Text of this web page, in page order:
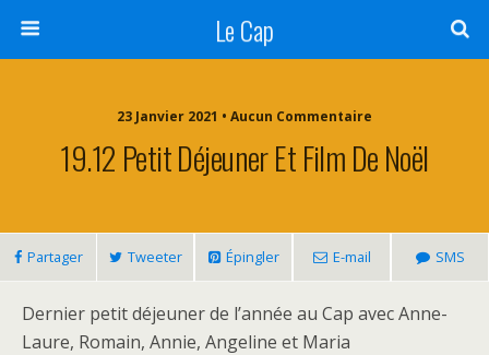
Le Cap
23 Janvier 2021 • Aucun Commentaire
19.12 Petit Déjeuner Et Film De Noël
Partager Tweeter Épingler E-mail SMS
Dernier petit déjeuner de l’année au Cap avec Anne-
Laure, Romain, Annie, Angeline et Maria